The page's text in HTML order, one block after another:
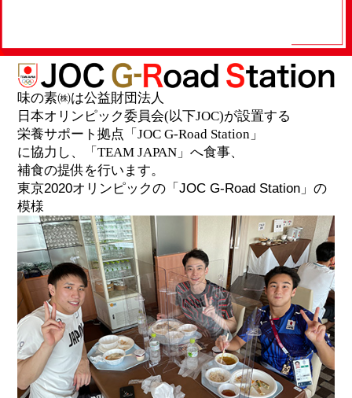
味の素㈱は公益財団法人
日本オリンピック委員会(以下JOC)が設置する
栄養サポート拠点「JOC G-Road Station」
に協力し、「TEAM JAPAN」へ食事、
補食の提供を行います。
東京2020オリンピックの「JOC G-Road Station」の
模様